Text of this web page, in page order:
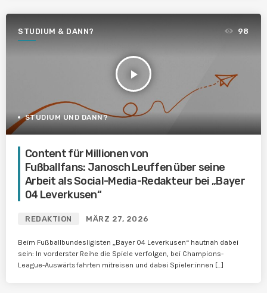
STUDIUM & DANN?
play_arrow
98
STUDIUM UND DANN?
Content für Millionen von
Fußballfans: Janosch Leuffen über seine
Arbeit als Social-Media-Redakteur bei „Bayer
04 Leverkusen“
REDAKTION MÄRZ 27, 2026
Beim Fußballbundesligisten „Bayer 04 Leverkusen“ hautnah dabei
sein: In vorderster Reihe die Spiele verfolgen, bei Champions-
League-Auswärtsfahrten mitreisen und dabei Spieler:innen […]